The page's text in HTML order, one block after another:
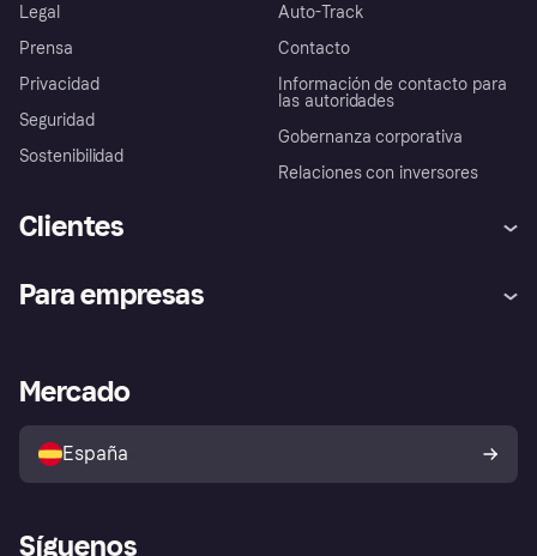
Legal
Prensa
Privacidad
Seguridad
Sostenibilidad
Auto-Track
Contacto
Información de contacto para
las autoridades
Gobernanza corporativa
Relaciones con inversores
Clientes
Inicio de sesión
Directorio de tiendas
Política de protección al
comprador de Klarna
Reclamaciones
Para empresas
Acceso empresas
Mercado
España
Síguenos